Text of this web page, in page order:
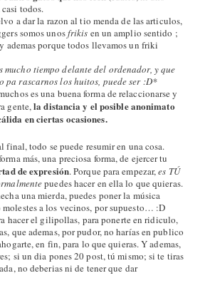
todos.
a dar la razon al tio menda de las articulos,
somos unosfrikis en un amplio sentido ;
ademas porque todos llevamos un friki
mucho tiempo delante del ordenador, y que
pa rascarnos los huitos, puede ser :D*
es una buena forma de relaccionarse y
gente,la distancia y el posible anonimato
en ciertas ocasiones.
final, todo se puede resumir en una cosa.
más, una preciosa forma, de ejercer tu
de expresión. Porque para empezar,es TÚ
puedes hacer en ella lo que quieras.
una mierda, puedes poner la música
a los vecinos, por supuesto… :D
hacer el gilipollas, para ponerte en ridiculo,
que ademas, por pudor, no harías en publico
en fin, para lo que quieras. Y ademas,
si un dia pones 20 post, tú mismo; si te tiras
no deberias ni de tener que dar